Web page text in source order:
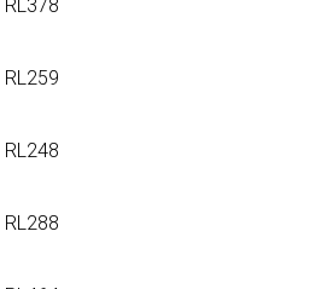
RL378
RL259
RL248
RL288